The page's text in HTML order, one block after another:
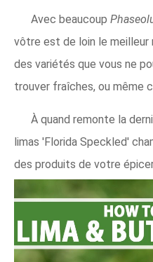
Avec beaucoup
vôtre est de loin le meilleur
des variétés que vous ne
trouver fraîches, ou même
À quand remonte la
limas 'Florida Speckled'
des produits de votre